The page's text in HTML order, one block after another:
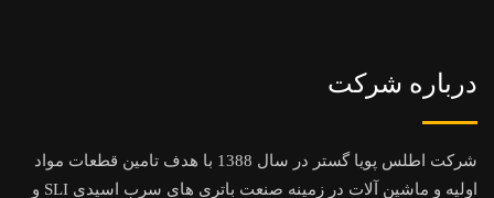
درباره شرکت
شرکت اطلس پویا گستر در سال 1388 با هدف تامین قطعات مواد
اولیه و ماشین آلات در زمینه صنعت باتری های سرب اسیدی SLI و